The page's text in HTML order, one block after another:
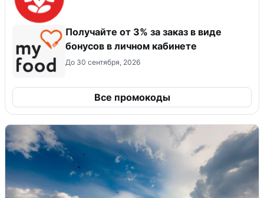
Получайте от 3% за заказ в виде
бонусов в личном кабинете
До 30 сентября, 2026
Все промокоды